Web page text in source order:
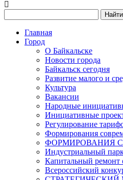
Найти
Главная
Город
О Байкальске
Новости города
Байкальск сегодня
Развитие малого и
Культура
Вакансии
Народные
Инициативные
Регулирование
Формирования
ФОРМИРОВАНИЯ
Индустриальный
Капитальный
Всероссийский